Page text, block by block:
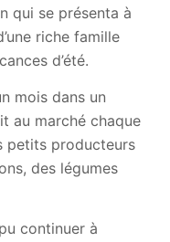
qui se présenta à
riche famille
d’été.
mois dans un
au marché chaque
petits producteurs
des légumes
continuer à